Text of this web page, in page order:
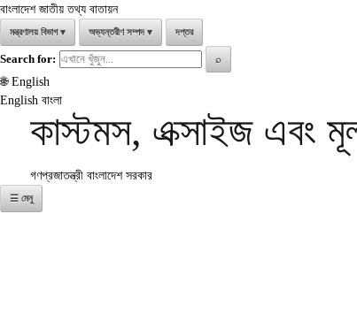
বাংলাদেশ জাতীয় তথ্য বাতায়ন
মন্ত্রণালয় বিভাগ ▾ অভ্যন্তরীণ সম্পদ ▾ দপ্তর
Search for: ⌕
🌐 English
English বাংলা
কাস্টমস, এক্সাইজ এবং
গণপ্রজাতন্ত্রী বাংলাদেশ সরকার
☰ মেনু